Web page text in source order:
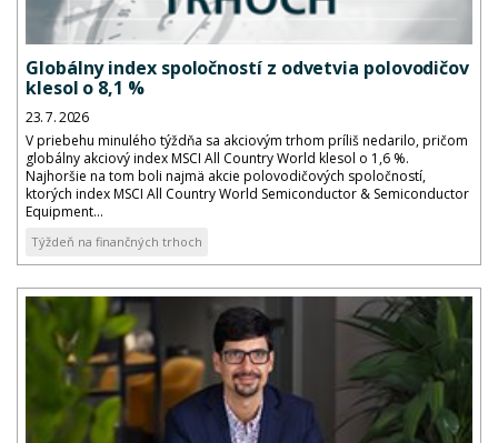
Globálny index spoločností z odvetvia polovodičov
klesol o 8,1 %
23. 7. 2026
V priebehu minulého týždňa sa akciovým trhom príliš nedarilo, pričom
globálny akciový index MSCI All Country World klesol o 1,6 %.
Najhoršie na tom boli najmä akcie polovodičových spoločností,
ktorých index MSCI All Country World Semiconductor & Semiconductor
Equipment...
Týždeň na finančných trhoch